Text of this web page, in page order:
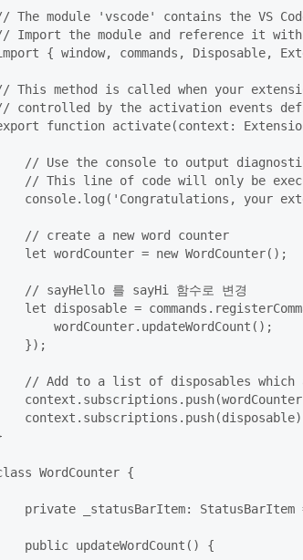
The module 'vscode' contains the VS
Import the module and reference it
{ window, commands, Disposable,
This method is called when your
controlled by the activation events
function activate(context:
// Use the console to output
// This line of code will only be
console.log('Congratulations, your
// create a new word counter
let wordCounter = new WordCounter();
// sayHello 를 sayHi 함수로 변경
let disposable =
wordCounter.updateWordCount();
});
// Add to a list of disposables which
WordCounter {
private _statusBarItem:
public updateWordCount() {